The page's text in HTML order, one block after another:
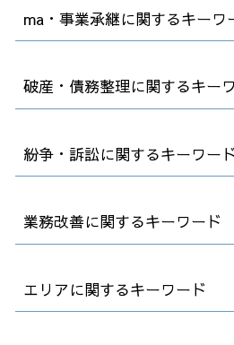
業務委託 契約書
顧問弁護士 メリット
労働条件 明示ルール
高年齢者雇用安定法 2025年
債権回収 時効
企業法務 臨床法務
顧問弁護士 企業
法務 コンプライアンス
退職 事前
カスタマーハラスメント
ma・事業承継に関するキーワ
中小企業 跡継ぎ
コンサル m&a
事業承継 後継者
事業承継 対策
事業譲渡 会社分割 違い
m&a 法律
中小企業 買収
m&a メリット デメリット
破産・債務整理に関するキー
任意整理 クレジットカード
破産法 自己破産
破産 債務
自己破産 法律相談
企業 破産
破産 保証人
紛争・訴訟に関するキーワード
紛争 訴訟 対応
欠勤 解雇
不良債権 回収
退職 法律
業務改善に関するキーワード
早期 経営 改善計画
業務改善 生産性 向上
エリアに関するキーワード